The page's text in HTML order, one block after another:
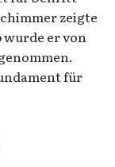
zeigte
wurde er von
für